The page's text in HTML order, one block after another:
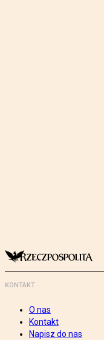
KONTAKT
O nas
Kontakt
Napisz do nas